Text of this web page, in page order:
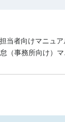
担当者向けマニュ
怠（事務所向け）